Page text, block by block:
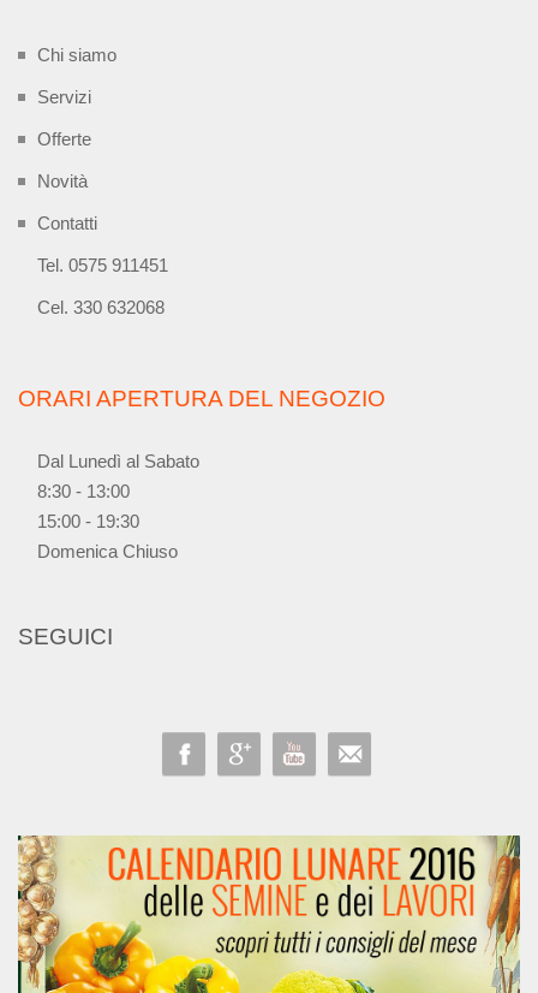
Chi siamo
Servizi
Offerte
Novità
Contatti
Tel. 0575 911451
Cel. 330 632068
ORARI APERTURA DEL NEGOZIO
Dal Lunedì al Sabato
8:30 - 13:00
15:00 - 19:30
Domenica Chiuso
SEGUICI